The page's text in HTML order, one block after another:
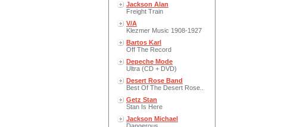
Jackson Alan
Freight Train
V/A
Klezmer Music 1908-1927
Bartos Karl
Off The Record
Depeche Mode
Ultra (CD + DVD)
Desert Rose Band
Best Of The Desert Rose..
Getz Stan
Stan Is Here
Jackson Michael